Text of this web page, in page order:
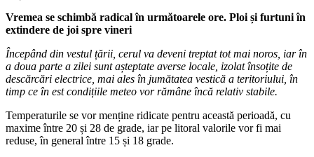
Vremea se schimbă radical în următoarele ore. Ploi și furtuni în
extindere de joi spre vineri
Începând din vestul țării, cerul va deveni treptat tot mai noros, iar în
a doua parte a zilei sunt așteptate averse locale, izolat însoțite de
descărcări electrice, mai ales în jumătatea vestică a teritoriului, în
timp ce în est condițiile meteo vor rămâne încă relativ stabile.
Temperaturile se vor menține ridicate pentru această perioadă, cu
maxime între 20 și 28 de grade, iar pe litoral valorile vor fi mai
reduse, în general între 15 și 18 grade.